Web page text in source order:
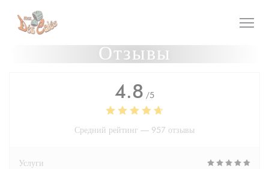
Панель управления cookies
Отзывы
4.8 /5
Средний рейтинг — 957 отзывы
Услуги